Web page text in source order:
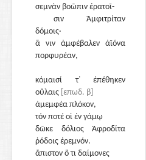
σεμνὰν βοῶπιν ἐρατοῖ-
σιν Ἀμφιτρίταν
δόμοις·
ἅ νιν ἀμφέβαλεν ἀϊόνα
πορφυρέαν,
κόμαισί τ᾽ ἐπέθηκεν
οὔλαις [επωδ. β]
ἀμεμφέα πλόκον,
τόν ποτέ οἱ ἐν γάμῳ
δῶκε δόλιος Ἀφροδίτα
ῥόδοις ἐρεμνόν.
ἄπιστον ὅ τι δαίμονες